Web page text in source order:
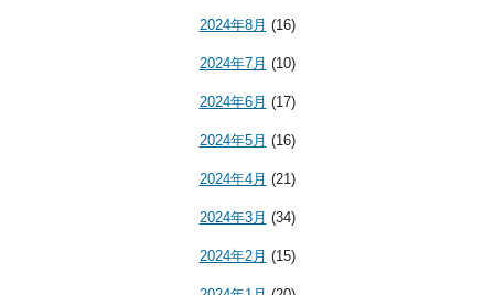
2024年8月 (16)
2024年7月 (10)
2024年6月 (17)
2024年5月 (16)
2024年4月 (21)
2024年3月 (34)
2024年2月 (15)